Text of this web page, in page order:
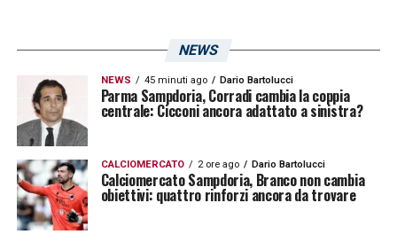
NEWS
NEWS 45 minuti ago Dario Bartolucci
Parma Sampdoria, Corradi cambia la coppia
centrale: Cicconi ancora adattato a sinistra?
CALCIOMERCATO 2 ore ago Dario Bartolucci
Calciomercato Sampdoria, Branco non cambia
obiettivi: quattro rinforzi ancora da trovare